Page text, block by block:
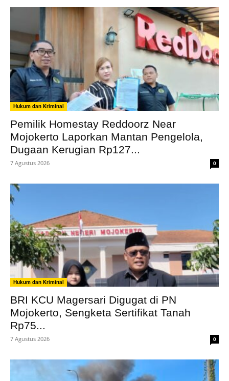
Hukum dan Kriminal
Pemilik Homestay Reddoorz Near
Mojokerto Laporkan Mantan Pengelola,
Dugaan Kerugian Rp127...
7 Agustus 2026 0
Hukum dan Kriminal
BRI KCU Magersari Digugat di PN
Mojokerto, Sengketa Sertifikat Tanah
Rp75...
7 Agustus 2026 0